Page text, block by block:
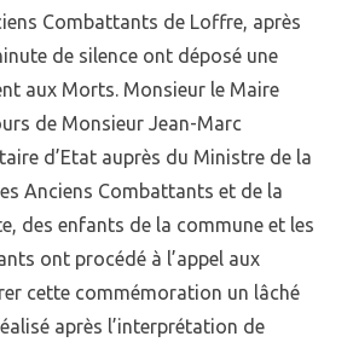
Combattants de Loffre, après
de silence ont déposé une
aux Morts. Monsieur le Maire
de Monsieur Jean-Marc
d’Etat auprès du Ministre de la
Anciens Combattants et de la
des enfants de la commune et les
ont procédé à l’appel aux
cette commémoration un lâché
après l’interprétation de